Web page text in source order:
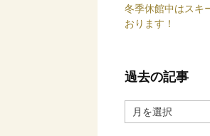
冬季休館中はスキ
おります！
過去の記事
去